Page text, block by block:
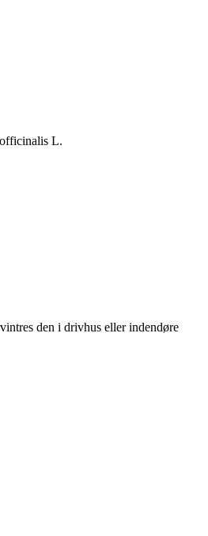
L.
den i drivhus eller indendøre